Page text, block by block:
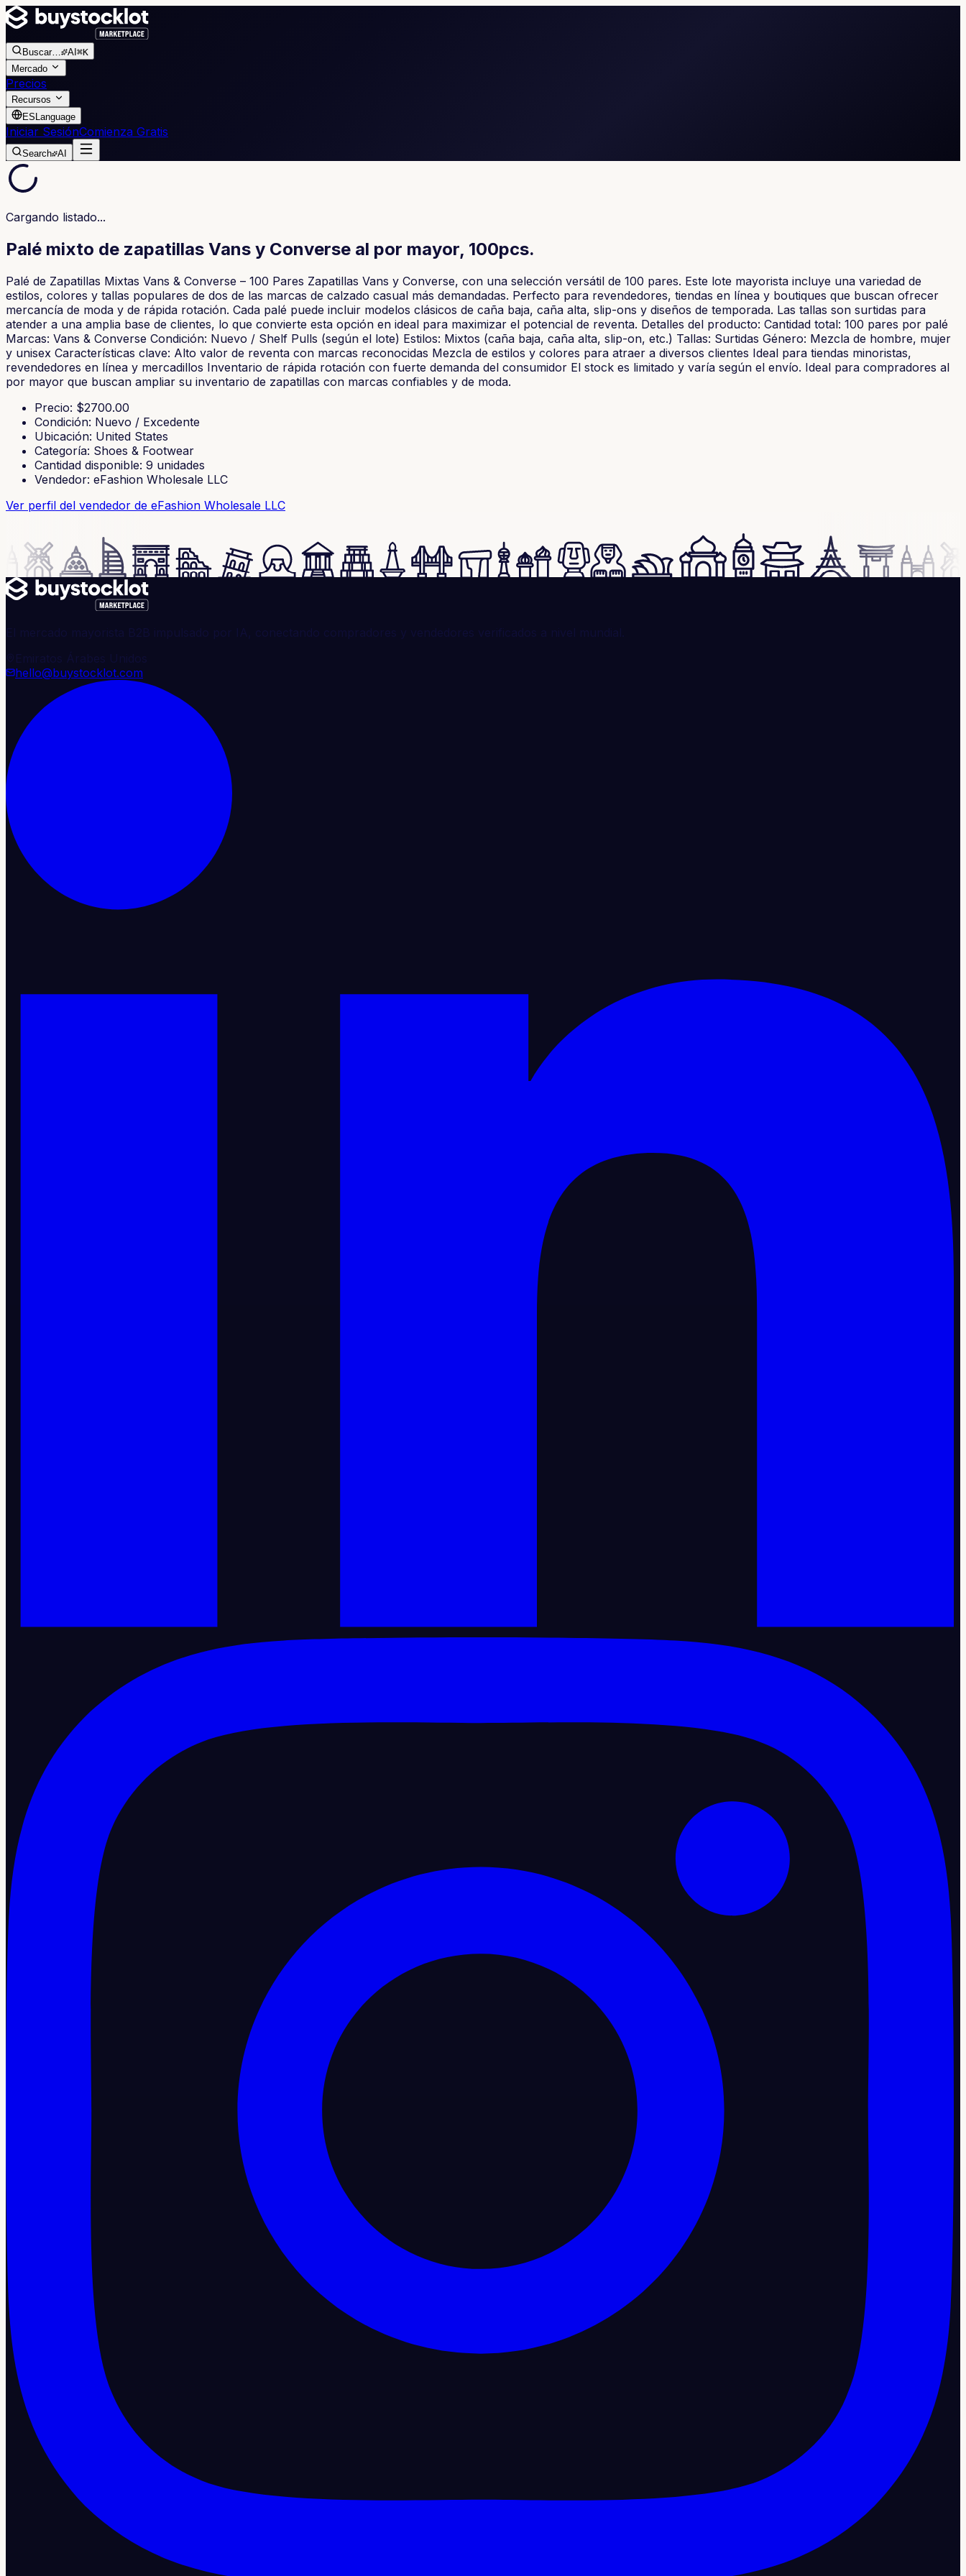
Buscar… AI ⌘K
Mercado
Precios
Recursos
ES Language
Iniciar SesiónComienza Gratis
Search AI
Cargando listado...
Palé mixto de zapatillas Vans y Converse al por mayor, 100pcs.
Palé de Zapatillas Mixtas Vans & Converse – 100 Pares Zapatillas Vans y Converse, con una selección versátil de 100 pares. Este lote mayorista incluye una variedad de
estilos, colores y tallas populares de dos de las marcas de calzado casual más demandadas. Perfecto para revendedores, tiendas en línea y boutiques que buscan ofrecer
mercancía de moda y de rápida rotación. Cada palé puede incluir modelos clásicos de caña baja, caña alta, slip-ons y diseños de temporada. Las tallas son surtidas para
atender a una amplia base de clientes, lo que convierte esta opción en ideal para maximizar el potencial de reventa. Detalles del producto: Cantidad total: 100 pares por palé
Marcas: Vans & Converse Condición: Nuevo / Shelf Pulls (según el lote) Estilos: Mixtos (caña baja, caña alta, slip-on, etc.) Tallas: Surtidas Género: Mezcla de hombre, mujer
y unisex Características clave: Alto valor de reventa con marcas reconocidas Mezcla de estilos y colores para atraer a diversos clientes Ideal para tiendas minoristas,
revendedores en línea y mercadillos Inventario de rápida rotación con fuerte demanda del consumidor El stock es limitado y varía según el envío. Ideal para compradores al
por mayor que buscan ampliar su inventario de zapatillas con marcas confiables y de moda.
Precio: $2700.00
Condición: Nuevo / Excedente
Ubicación: United States
Categoría: Shoes & Footwear
Cantidad disponible: 9 unidades
Vendedor: eFashion Wholesale LLC
Ver perfil del vendedor de eFashion Wholesale LLC
El mercado mayorista B2B impulsado por IA, conectando compradores y vendedores verificados a nivel mundial.
Emiratos Árabes Unidos
hello@buystocklot.com